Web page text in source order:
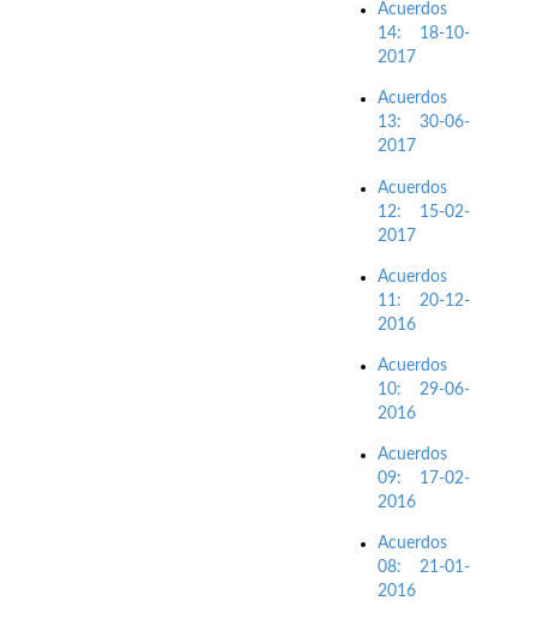
Acuerdos
14: 18-10-
2017
Acuerdos
13: 30-06-
2017
Acuerdos
12: 15-02-
2017
Acuerdos
11: 20-12-
2016
Acuerdos
10: 29-06-
2016
Acuerdos
09: 17-02-
2016
Acuerdos
08: 21-01-
2016